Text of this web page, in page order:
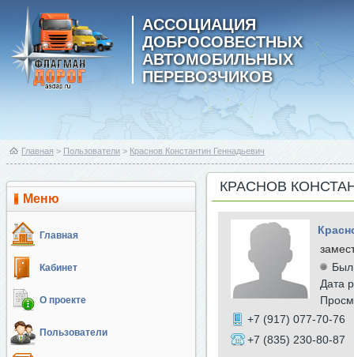
АССОЦИАЦИЯ
ДОБРОСОВЕСТНЫХ
АВТОМОБИЛЬНЫХ
ПЕРЕВОЗЧИКОВ
Главная > Пользователи > Краснов Константин Геннадьевич
Меню
Главная
Кабинет
О проекте
Пользователи
КРАСНОВ
Был
Дата
+7 (917) 077-70-76
+7 (835) 230-80-87